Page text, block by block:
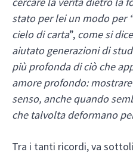
stato per lei un modo per
cielo di carta”, come si
aiutato generazioni di
più profonda di ciò che
amore profondo:
senso, anche quando
che talvolta deformano
Tra i tanti ricordi, va